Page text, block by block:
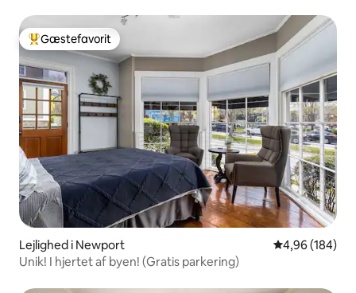
Bedste gæstefavorit
Gæstefavorit
Lejlighed i Newport 4,96 ud af 5 i
4,96 (184)
Unik! I hjertet af byen! (Gratis parkering)